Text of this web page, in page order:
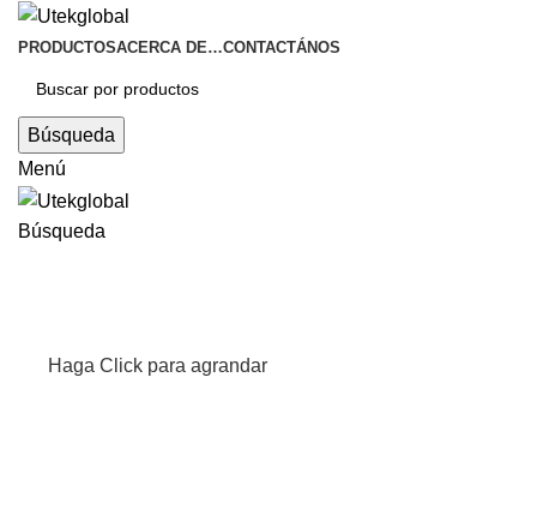
PRODUCTOSACERCA DE…CONTACTÁNOS
Búsqueda
Menú
Búsqueda
Haga Click para agrandar